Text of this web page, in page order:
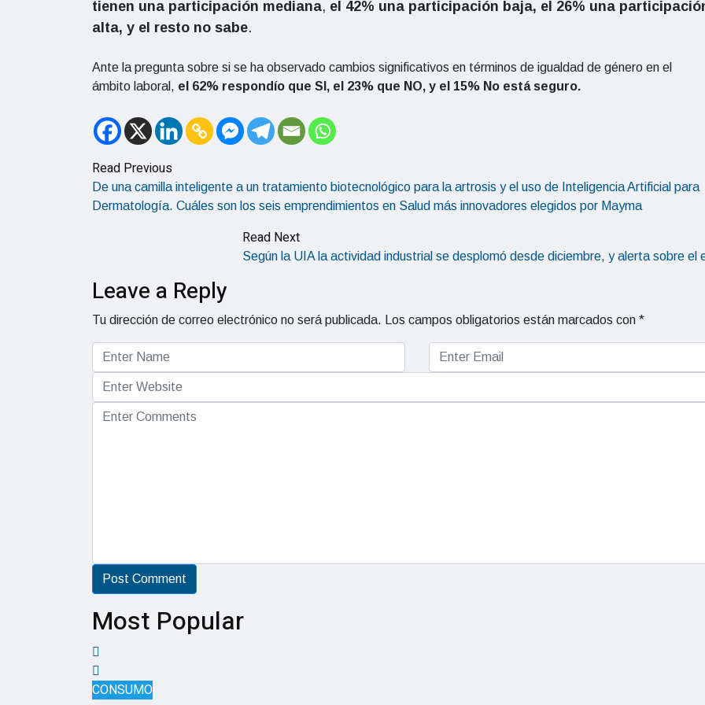
tienen una participación mediana, el 42% una participación baja, el 26% una
alta, y el resto no sabe.
Ante la pregunta sobre si se ha observado cambios significativos en términos de igualdad de género en el
ámbito laboral, el 62% respondío que SI, el 23% que NO, y el 15% No está seguro.
Read Previous
De una camilla inteligente a un tratamiento biotecnológico para la artrosis y el uso de Inteligencia Artificial para
Dermatología. Cuáles son los seis emprendimientos en Salud más innovadores elegidos por Mayma
Read Next
Según la UIA la actividad industrial se desplomó desde diciembre, y alerta sobre el
Leave a Reply
Tu dirección de correo electrónico no será publicada. Los campos obligatorios están marcados con *
Most Popular
CONSUMO